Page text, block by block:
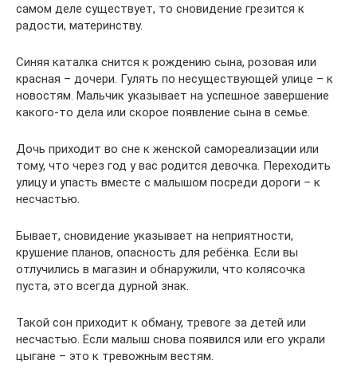
самом деле существует, то сновидение грезится к
радости, материнству.
Синяя каталка снится к рождению сына, розовая или
красная – дочери. Гулять по несуществующей улице – к
новостям. Мальчик указывает на успешное завершение
какого-то дела или скорое появление сына в семье.
Дочь приходит во сне к женской самореализации или
тому, что через год у вас родится девочка. Переходить
улицу и упасть вместе с малышом посреди дороги – к
несчастью.
Бывает, сновидение указывает на неприятности,
крушение планов, опасность для ребёнка. Если вы
отлучились в магазин и обнаружили, что колясочка
пуста, это всегда дурной знак.
Такой сон приходит к обману, тревоге за детей или
несчастью. Если малыш снова появился или его украли
цыгане – это к тревожным вестям.